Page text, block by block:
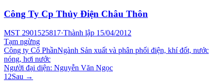
Công Ty Cp Thủy Điện Châu Thôn
MST 2901525817·Thành lập 15/04/2012
Tạm ngừng
Công ty Cổ PhầnNgành Sản xuất và phân phối điện, khí đốt, nước
nóng, hơi nước
Người đại diện: Nguyễn Văn Ngọc
1 2Sau →